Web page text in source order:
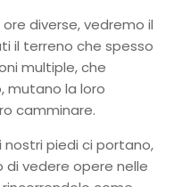
diverse, vedremo il
il terreno che spesso
multiple, che
mutano la loro
camminare.
nostri piedi ci portano,
di vedere opere nelle